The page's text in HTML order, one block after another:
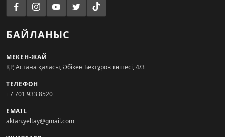
БАЙЛАНЫС
МЕКЕН-ЖАЙ
ҚР, Астана қаласы, Әбікен Бектұров көшесі, 4/3
ТЕЛЕФОН
+7 701 933 8520
EMAIL
aktan.yeltay@gmail.com